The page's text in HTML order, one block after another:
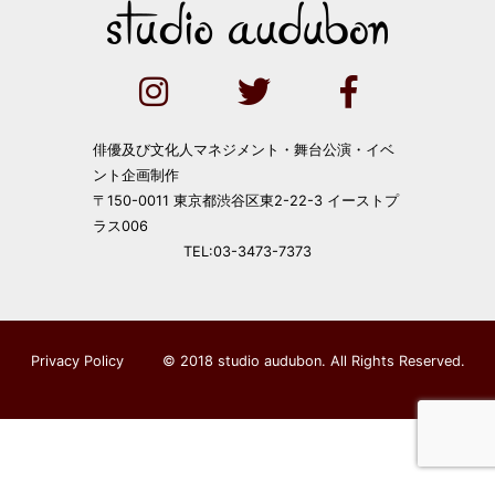
俳優及び文化人マネジメント・舞台公演・イベ
ント企画制作
〒150-0011 東京都渋谷区東2-22-3 イーストプ
ラス006
TEL:03-3473-7373
Privacy Policy © 2018 studio audubon. All Rights Reserved.